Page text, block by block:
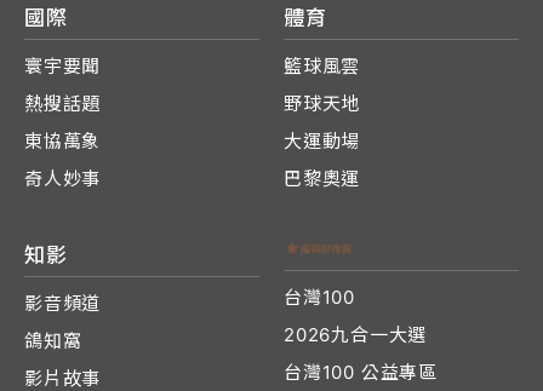
國際
寰宇要聞
熱搜話題
東協萬象
奇人妙事
體育
籃球風雲
野球天地
大運動場
巴黎奧運
知影
影音頻道
鴿知窩
影片故事
台灣100
2026九合一大選
台灣100 公益專區